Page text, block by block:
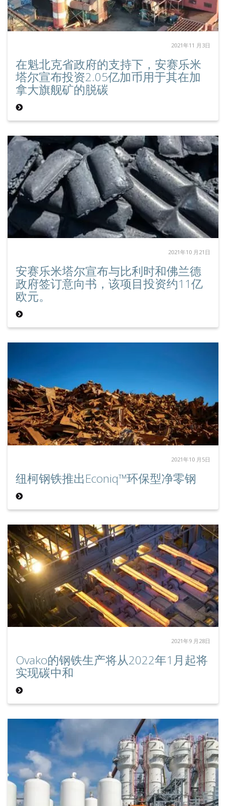
2021年11 月3日
在魁北克省政府的支持下，安赛乐米
塔尔宣布投资2.05亿加币用于其在加
拿大旗舰矿的脱碳
2021年10 月21日
安赛乐米塔尔宣布与比利时和佛兰德
政府签订意向书，该项目投资约11亿
欧元。
2021年10 月5日
纽柯钢铁推出Econiq™环保型净零钢
2021年9 月28日
Ovako的钢铁生产将从2022年1月起将
实现碳中和